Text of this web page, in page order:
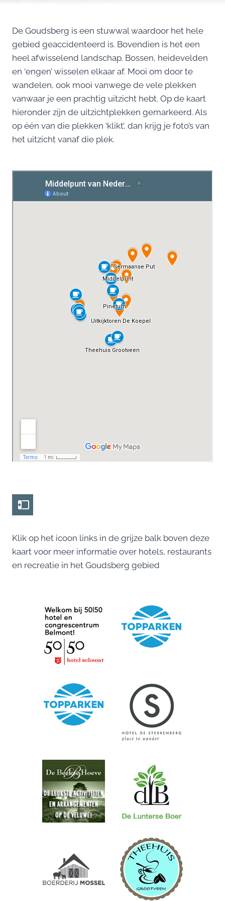
De Goudsberg is een stuwwal waardoor het hele
gebied geaccidenteerd is. Bovendien is het een
heel afwisselend landschap. Bossen, heidevelden
en ‘engen’ wisselen elkaar af. Mooi om door te
wandelen, ook mooi vanwege de vele plekken
vanwaar je een prachtig uitzicht hebt. Op de kaart
hieronder zijn de uitzichtplekken gemarkeerd. Als
op één van die plekken ‘klikt’, dan krijg je foto’s van
het uitzicht vanaf die plek.
Klik op het icoon links in de grijze balk boven deze
kaart voor meer informatie over hotels, restaurants
en recreatie in het Goudsberg gebied